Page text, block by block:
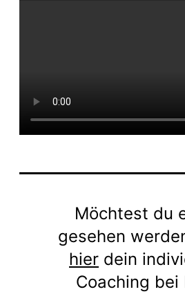
Möchtest du
gesehen
hier dein
Coaching bei